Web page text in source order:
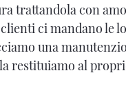
trattandola con
ci mandano le
una
restituiamo al